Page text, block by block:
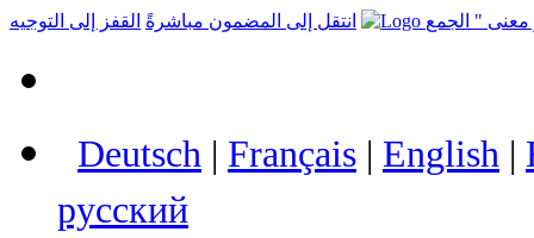
انتقل إلى المضمون مباشرةً القفز إلى التوجيه
Deutsch | Français | English |
русский